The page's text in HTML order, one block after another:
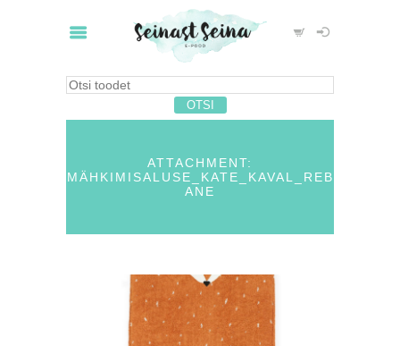
ATTACHMENT:
MÄHKIMISALUSE_KATE_KAVAL_REB
ANE